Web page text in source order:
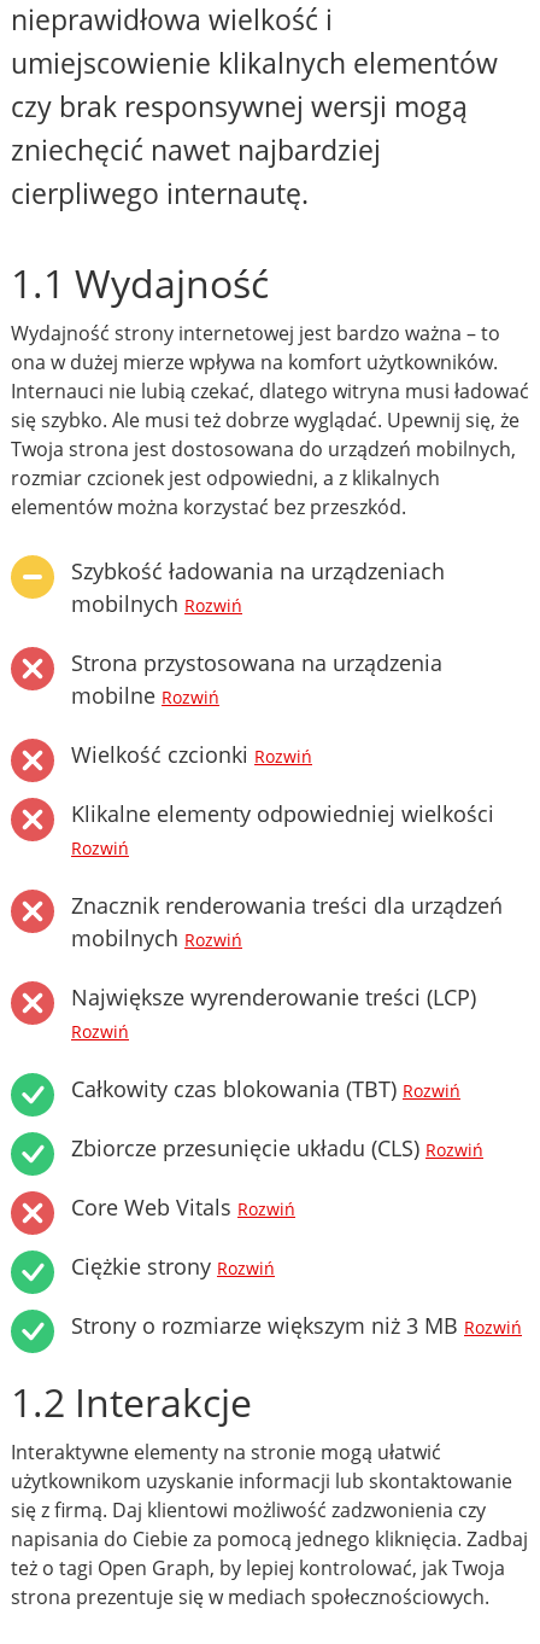
nieprawidłowa wielkość i
umiejscowienie klikalnych elementów
czy brak responsywnej wersji mogą
zniechęcić nawet najbardziej
cierpliwego internautę.
1.1 Wydajność
Wydajność strony internetowej jest bardzo ważna – to
ona w dużej mierze wpływa na komfort użytkowników.
Internauci nie lubią czekać, dlatego witryna musi ładować
się szybko. Ale musi też dobrze wyglądać. Upewnij się, że
Twoja strona jest dostosowana do urządzeń mobilnych,
rozmiar czcionek jest odpowiedni, a z klikalnych
elementów można korzystać bez przeszkód.
Szybkość ładowania na urządzeniach
mobilnych Rozwiń
Strona przystosowana na urządzenia
mobilne Rozwiń
Wielkość czcionki Rozwiń
Klikalne elementy odpowiedniej wielkości
Rozwiń
Znacznik renderowania treści dla urządzeń
mobilnych Rozwiń
Największe wyrenderowanie treści (LCP)
Rozwiń
Całkowity czas blokowania (TBT) Rozwiń
Zbiorcze przesunięcie układu (CLS) Rozwiń
Core Web Vitals Rozwiń
Ciężkie strony Rozwiń
Strony o rozmiarze większym niż 3 MB Rozwiń
1.2 Interakcje
Interaktywne elementy na stronie mogą ułatwić
użytkownikom uzyskanie informacji lub skontaktowanie
się z firmą. Daj klientowi możliwość zadzwonienia czy
napisania do Ciebie za pomocą jednego kliknięcia. Zadbaj
też o tagi Open Graph, by lepiej kontrolować, jak Twoja
strona prezentuje się w mediach społecznościowych.